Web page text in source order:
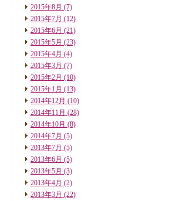
2015年8月 (7)
2015年7月 (12)
2015年6月 (21)
2015年5月 (23)
2015年4月 (4)
2015年3月 (7)
2015年2月 (10)
2015年1月 (13)
2014年12月 (10)
2014年11月 (28)
2014年10月 (8)
2014年7月 (5)
2013年7月 (5)
2013年6月 (5)
2013年5月 (3)
2013年4月 (2)
2013年3月 (22)